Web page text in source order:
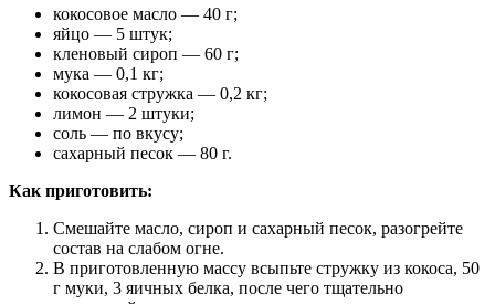
кокосовое масло — 40 г;
яйцо — 5 штук;
кленовый сироп — 60 г;
мука — 0,1 кг;
кокосовая стружка — 0,2 кг;
лимон — 2 штуки;
соль — по вкусу;
сахарный песок — 80 г.
Как приготовить:
Смешайте масло, сироп и сахарный песок, разогрейте
состав на слабом огне.
В приготовленную массу всыпьте стружку из кокоса, 50
г муки, 3 яичных белка, после чего тщательно